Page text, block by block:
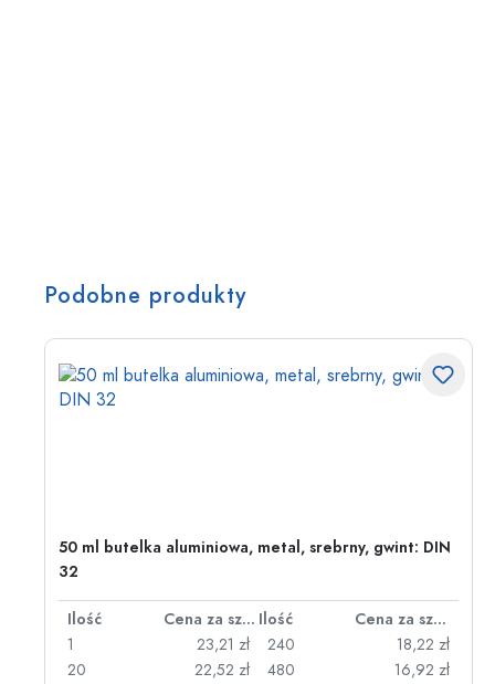
Podobne produkty
50 ml butelka aluminiowa, metal, srebrny, gwint: DIN
32
Ilość Cena za sztukę Ilość
Cena za sztukę
1
23,21 zł
20
22,52 zł
240
18,22 zł
480
16,92 zł